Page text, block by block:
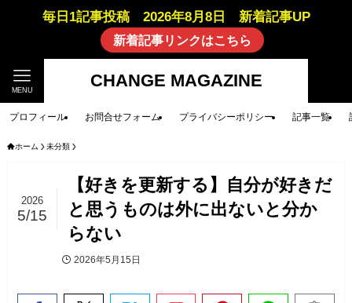
毎日1記事投稿 2026年8月8日 新着記事UP
新着記事リンクはこちら
CHANGE MAGAZINE
MENU
プロフィール お問合せフォーム プライバシーポリシー 記事一覧
ホーム 未分類
【好きを更新する】自分が好きだ
と思うものは外に出ないと分か
らない
2026
5/15
2026年5月15日